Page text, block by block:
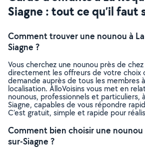
Siagne : tout ce qu’il faut
Comment trouver une nounou à
Siagne ?
Vous cherchez une nounou près de
directement les offreurs de votre choix
demande auprès de tous les membres
localisation. AlloVoisins vous met en
nounous, professionnels et particuliers,
Siagne, capables de vous répondre
C’est gratuit, simple et rapide pour
Comment bien choisir une nounou
sur-Siagne ?